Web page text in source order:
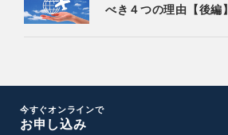
べき４つの理由【後編】
今すぐオンラインで
お申し込み